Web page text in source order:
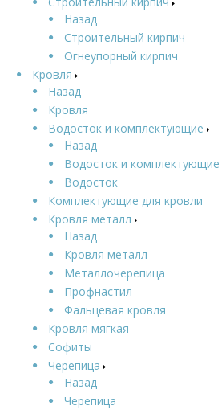
Назад
Строительный кирпич
Огнеупорный кирпич
Кровля
Назад
Кровля
Водосток и комплектующие
Назад
Водосток и комплектующие
Водосток
Комплектующие для кровли
Кровля металл
Назад
Кровля металл
Металлочерепица
Профнастил
Фальцевая кровля
Кровля мягкая
Софиты
Черепица
Назад
Черепица